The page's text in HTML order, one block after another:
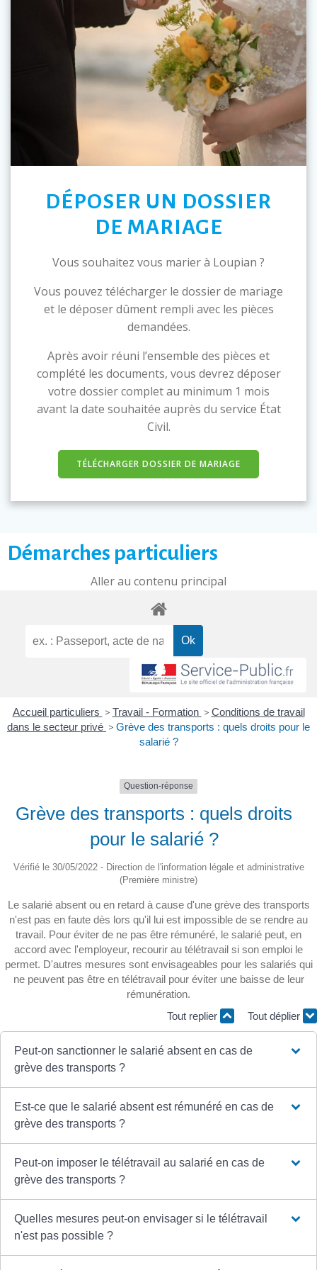
DÉPOSER UN DOSSIER
DE MARIAGE
Vous souhaitez vous marier à Loupian ?
Vous pouvez télécharger le dossier de mariage
et le déposer dûment rempli avec les pièces
demandées.
Après avoir réuni l’ensemble des pièces et
complété les documents, vous devrez déposer
votre dossier complet au minimum 1 mois
avant la date souhaitée auprès du service État
Civil.
TÉLÉCHARGER DOSSIER DE MARIAGE
Démarches particuliers
Aller au contenu principal
Accueil particuliers > Travail - Formation > Conditions de travail
dans le secteur privé > Grève des transports : quels droits pour le
salarié ?
Question-réponse
Grève des transports : quels droits
pour le salarié ?
Vérifié le 30/05/2022 - Direction de l'information légale et administrative
(Première ministre)
Le salarié absent ou en retard à cause d'une grève des transports
n'est pas en faute dès lors qu'il lui est impossible de se rendre au
travail. Pour éviter de ne pas être rémunéré, le salarié peut, en
accord avec l'employeur, recourir au télétravail si son emploi le
permet. D'autres mesures sont envisageables pour les salariés qui
ne peuvent pas être en télétravail pour éviter une baisse de leur
rémunération.
Tout replier
Tout déplier
Peut-on sanctionner le salarié absent en cas de
grève des transports ?
Est-ce que le salarié absent est rémunéré en cas de
grève des transports ?
Peut-on imposer le télétravail au salarié en cas de
grève des transports ?
Quelles mesures peut-on envisager si le télétravail
n'est pas possible ?